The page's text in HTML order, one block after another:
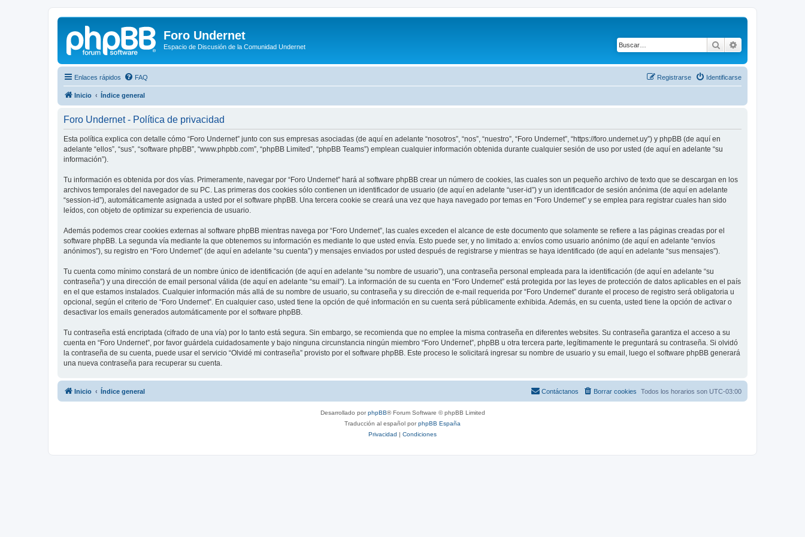
Foro Undernet
Espacio de Discusión de la Comunidad Undernet Buscar
Enlaces rápidos FAQ Identificarse
Registrarse
Inicio Índice general
Foro Undernet - Política de privacidad
Esta política explica con detalle cómo “Foro Undernet” junto con sus empresas asociadas (de aquí en adelante “nosotros”, “nos”, “nuestro”, “Foro Undernet”, “https://foro.undernet.uy”) y phpBB (de aquí en
adelante “ellos”, “sus”, “software phpBB”, “www.phpbb.com”, “phpBB Limited”, “phpBB Teams”) emplean cualquier información obtenida durante cualquier sesión de uso por usted (de aquí en adelante “su
información”).
Tu información es obtenida por dos vías. Primeramente, navegar por “Foro Undernet” hará al software phpBB crear un número de cookies, las cuales son un pequeño archivo de texto que se descargan en los
archivos temporales del navegador de su PC. Las primeras dos cookies sólo contienen un identificador de usuario (de aquí en adelante “user-id”) y un identificador de sesión anónima (de aquí en adelante
“session-id”), automáticamente asignada a usted por el software phpBB. Una tercera cookie se creará una vez que haya navegado por temas en “Foro Undernet” y se emplea para registrar cuales han sido
leídos, con objeto de optimizar su experiencia de usuario.
Además podemos crear cookies externas al software phpBB mientras navega por “Foro Undernet”, las cuales exceden el alcance de este documento que solamente se refiere a las páginas creadas por el
software phpBB. La segunda vía mediante la que obtenemos su información es mediante lo que usted envía. Esto puede ser, y no limitado a: envíos como usuario anónimo (de aquí en adelante “envíos
anónimos”), su registro en “Foro Undernet” (de aquí en adelante “su cuenta”) y mensajes enviados por usted después de registrarse y mientras se haya identificado (de aquí en adelante “sus mensajes”).
Tu cuenta como mínimo constará de un nombre único de identificación (de aquí en adelante “su nombre de usuario”), una contraseña personal empleada para la identificación (de aquí en adelante “su
contraseña”) y una dirección de email personal válida (de aquí en adelante “su email”). La información de su cuenta en “Foro Undernet” está protegida por las leyes de protección de datos aplicables en el país
en el que estamos instalados. Cualquier información más allá de su nombre de usuario, su contraseña y su dirección de e-mail requerida por “Foro Undernet” durante el proceso de registro será obligatoria u
opcional, según el criterio de “Foro Undernet”. En cualquier caso, usted tiene la opción de qué información en su cuenta será públicamente exhibida. Además, en su cuenta, usted tiene la opción de activar o
desactivar los emails generados automáticamente por el software phpBB.
Tu contraseña está encriptada (cifrado de una vía) por lo tanto está segura. Sin embargo, se recomienda que no emplee la misma contraseña en diferentes websites. Su contraseña garantiza el acceso a su
cuenta en “Foro Undernet”, por favor guárdela cuidadosamente y bajo ninguna circunstancia ningún miembro “Foro Undernet”, phpBB u otra tercera parte, legítimamente le preguntará su contraseña. Si olvidó
la contraseña de su cuenta, puede usar el servicio “Olvidé mi contraseña” provisto por el software phpBB. Este proceso le solicitará ingresar su nombre de usuario y su email, luego el software phpBB generará
una nueva contraseña para recuperar su cuenta.
Inicio Índice general Todos los horarios son UTC-03:00
Borrar cookies
Contáctanos
Desarrollado porphpBB® Forum Software © phpBB Limited
Traducción al español porphpBB España
Privacidad | Condiciones